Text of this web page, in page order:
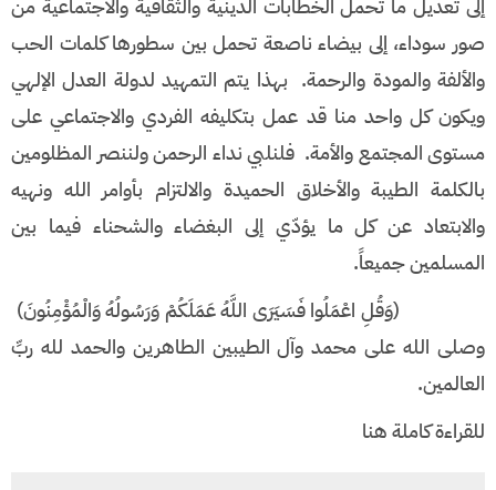
صور سوداء، إلى بيضاء ناصعة تحمل بين سطورها كلمات الحب
والألفة والمودة والرحمة. بهذا يتم التمهيد لدولة العدل الإلهي
ويكون كل واحد منا قد عمل بتكليفه الفردي والاجتماعي على
مستوى المجتمع والأمة. فلنلبي نداء الرحمن ولننصر المظلومين
بالكلمة الطيبة والأخلاق الحميدة والالتزام بأوامر الله ونهيه
والابتعاد عن كل ما يؤدّي إلى البغضاء والشحناء فيما بين
المسلمين جميعاً.
(وَقُلِ اعْمَلُوا فَسَيَرَى اللَّهُ عَمَلَكُمْ وَرَسُولُهُ وَالْمُؤْمِنُونَ)
وصلى الله على محمد وآل الطيبين الطاهرين والحمد لله ربِّ
العالمين.
للقراءة كاملة هنا